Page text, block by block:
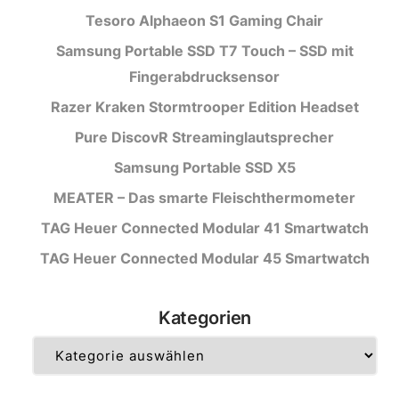
Tesoro Alphaeon S1 Gaming Chair
Samsung Portable SSD T7 Touch – SSD mit
Fingerabdrucksensor
Razer Kraken Stormtrooper Edition Headset
Pure DiscovR Streaminglautsprecher
Samsung Portable SSD X5
MEATER – Das smarte Fleischthermometer
TAG Heuer Connected Modular 41 Smartwatch
TAG Heuer Connected Modular 45 Smartwatch
Kategorien